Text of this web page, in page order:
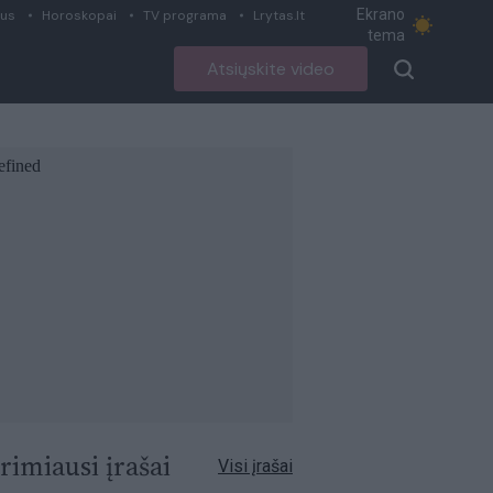
Horoskopai TV programa Lrytas.lt
Ekrano
tema
Atsiųskite video
įrašai Visi įrašai